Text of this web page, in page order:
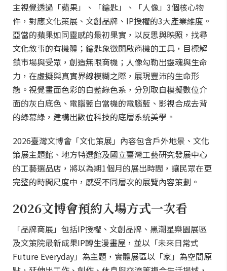
主視覺透過「蘋果」、「鑰匙」、「人像」3個核心物
件，對應文化策展、文創品牌、IP授權的3大產業維度。
亞當的蘋果如同靈感的最初果實，以反思與映照，找尋
文化敘事的有機體；鑰匙象徵開啟商機的工具，目標解
鎖市場與受眾，創造無限商機；人像勾勒出靈魂與生命
力，在虛擬與真實界線模糊之際，展現豐沛的生命形
態。視覺畫面色彩的白藍綠色系，分別取自模擬數位介
面的灰白底色、電腦藍白當機的電腦藍、影視合成去背
的綠幕綠，建構出數位科技的底層系統美學。
2026臺灣文博會「文化策展」內容包含戶外地景、文化
策展主題館、地方特選館及國立臺灣工藝研究發展中心
的工藝選品店，將以為期1個月的展出時間，讓民眾在更
完整的時間尺度中，感受不同層次的展覽內容策劃。
2026文博會預約入場方式一次看
「品牌商展」包括IP授權、文創品牌、黑潮星樂園展區
及文策院最新成果IP轉生漫畫屋，並以「未來日常式
Future Everyday」為主題，實體展區以「家」為空間原